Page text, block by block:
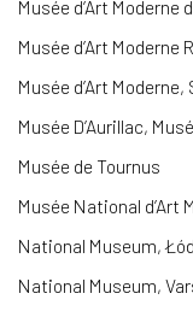
Musée d’Art Moderne
Musée d’Art Moderne
Musée d’Art
Musée D’Aurillac,
Musée de Tournus
Musée National d’Art
National Museum,
National Museum,